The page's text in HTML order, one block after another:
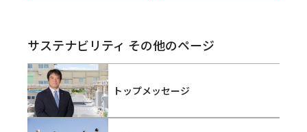
サステナビリティ その他のページ
トップメッセージ